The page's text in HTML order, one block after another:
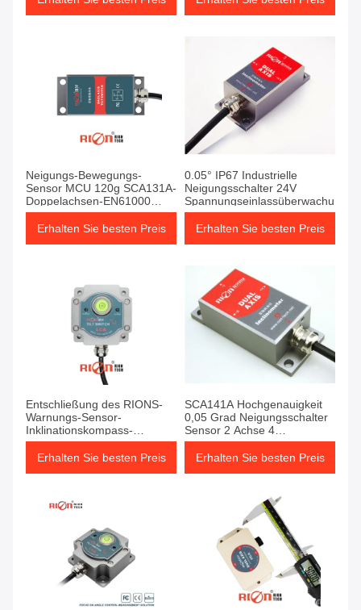
Neigungs-Bewegungs-
Sensor MCU 120g SCA131A-
Doppelachsen-EN61000
Digital
Erhalten Sie besten Preis
0.05° IP67 Industrielle
Neigungsschalter 24V
Erhalten Sie besten Preis
Entschließung des RIONS-
Warnungs-Sensor-
Inklinationskompass-
Schalter-2 der Achsen-
0.01deg
Erhalten Sie besten Preis
SCA141A Hochgenauigkeit
0,05 Grad Neigungsschalter
Sensor 2 Achse 4
Richtungsmessung
Erhalten Sie besten Preis